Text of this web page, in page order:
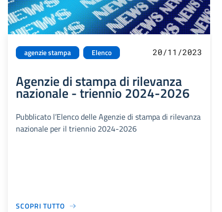
agenzie stampa Elenco 20/11/2023
Agenzie di stampa di rilevanza
nazionale - triennio 2024-2026
Pubblicato l’Elenco delle Agenzie di stampa di rilevanza
nazionale per il triennio 2024-2026
SCOPRI TUTTO